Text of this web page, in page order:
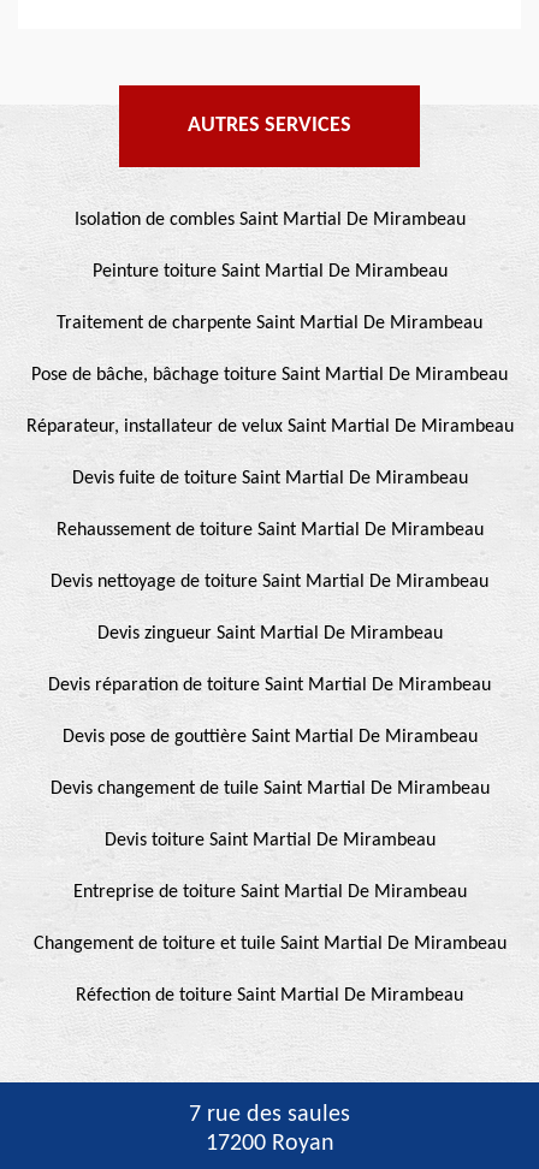
AUTRES SERVICES
Isolation de combles Saint Martial De Mirambeau
Peinture toiture Saint Martial De Mirambeau
Traitement de charpente Saint Martial De Mirambeau
Pose de bâche, bâchage toiture Saint Martial De Mirambeau
Réparateur, installateur de velux Saint Martial De Mirambeau
Devis fuite de toiture Saint Martial De Mirambeau
Rehaussement de toiture Saint Martial De Mirambeau
Devis nettoyage de toiture Saint Martial De Mirambeau
Devis zingueur Saint Martial De Mirambeau
Devis réparation de toiture Saint Martial De Mirambeau
Devis pose de gouttière Saint Martial De Mirambeau
Devis changement de tuile Saint Martial De Mirambeau
Devis toiture Saint Martial De Mirambeau
Entreprise de toiture Saint Martial De Mirambeau
Changement de toiture et tuile Saint Martial De Mirambeau
Réfection de toiture Saint Martial De Mirambeau
7 rue des saules
17200 Royan